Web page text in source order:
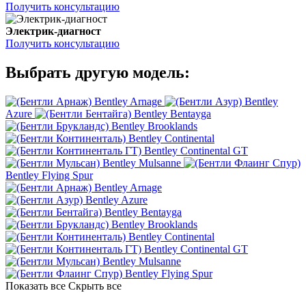
Получить консультацию
Электрик-диагност
Получить консультацию
Выбрать другую модель:
Bentley Arnage
Bentley
Azure
Bentley Bentayga
Bentley Brooklands
Bentley Continental
Bentley Continental GT
Bentley Mulsanne
Bentley Flying Spur
Bentley Arnage
Bentley Azure
Bentley Bentayga
Bentley Brooklands
Bentley Continental
Bentley Continental GT
Bentley Mulsanne
Bentley Flying Spur
Показать все Скрыть все